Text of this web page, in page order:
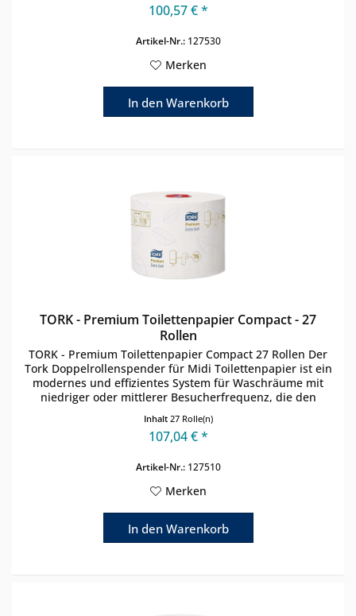
100,57 € *
Artikel-Nr.:127530
Merken
In den Warenkorb
TORK - Premium Toilettenpapier Compact - 27
Rollen
TORK - Premium Toilettenpapier Compact 27 Rollen Der
Tork Doppelrollenspender für Midi Toilettenpapier ist ein
modernes und effizientes System für Waschräume mit
niedriger oder mittlerer Besucherfrequenz, die den
Inhalt 27 Rolle(n)
107,04 € *
Artikel-Nr.:127510
Merken
In den Warenkorb